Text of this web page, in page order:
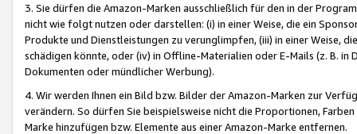
3. Sie dürfen die Amazon-Marken ausschließlich für den in der
nicht wie folgt nutzen oder darstellen: (i) in einer Weise, die ein
Produkte und Dienstleistungen zu verunglimpfen, (iii) in einer Weise,
schädigen könnte, oder (iv) in Offline-Materialien oder E-Mails (z. B. in
Dokumenten oder mündlicher Werbung).
4. Wir werden Ihnen ein Bild bzw. Bilder der Amazon-Marken zur
verändern. So dürfen Sie beispielsweise nicht die Proportionen,
Marke hinzufügen bzw. Elemente aus einer Amazon-Marke entfernen.